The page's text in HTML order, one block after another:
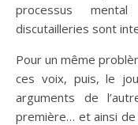
processus
discutailleries sont
Pour un même
ces voix, puis, le
arguments de
première… et ainsi de